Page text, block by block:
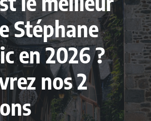
Stéphane
en 2026 ?
nos 2